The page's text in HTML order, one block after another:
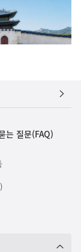
는 질문(FAQ)